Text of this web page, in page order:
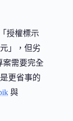
授權標示
」，但劣
案需要完全
更省事的
與